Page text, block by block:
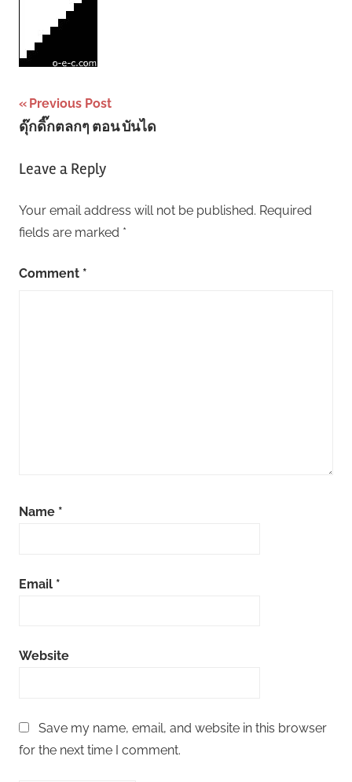
Post
navigation
Previous Post
ดุ๊กดิ๊กตลกๆ ตอน บันได
Leave a Reply
Your email address will not be published. Required
fields are marked *
Comment *
Name *
Email *
Website
Save my name, email, and website in this browser
for the next time I comment.